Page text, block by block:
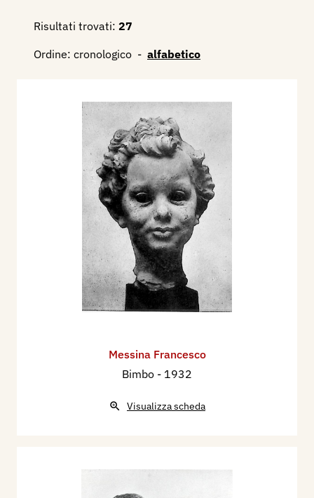
Risultati trovati: 27
Ordine: cronologico - alfabetico
Messina Francesco
Bimbo - 1932
Visualizza scheda